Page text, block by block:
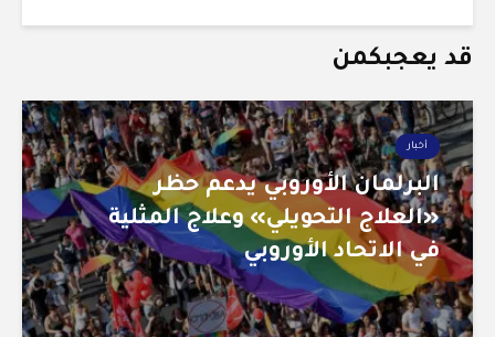
قد يعجبكمن
أخبار
البرلمان الأوروبي يدعم حظر
«العلاج التحويلي» وعلاج المثلية
في الاتحاد الأوروبي